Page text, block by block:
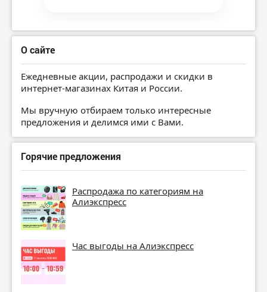
О сайте
Ежедневные акции, распродажи и скидки в
интернет-магазинах Китая и России.
Мы вручную отбираем только интересные
предложения и делимся ими с Вами.
Горячие предложения
Распродажа по категориям на
Алиэкспресс
Час выгоды на Алиэкспресс